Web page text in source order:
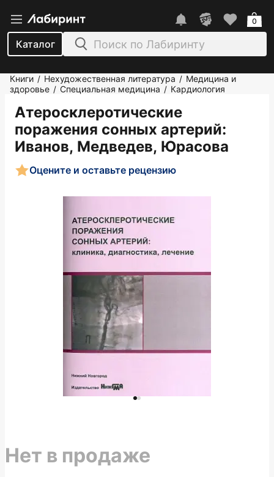
Каталог
0
Книги / Нехудожественная литература / Медицина и
здоровье / Специальная медицина / Кардиология
Атеросклеротические
поражения сонных артерий:
Иванов, Медведев, Юрасова
Оцените и оставьте рецензию
Нет в продаже